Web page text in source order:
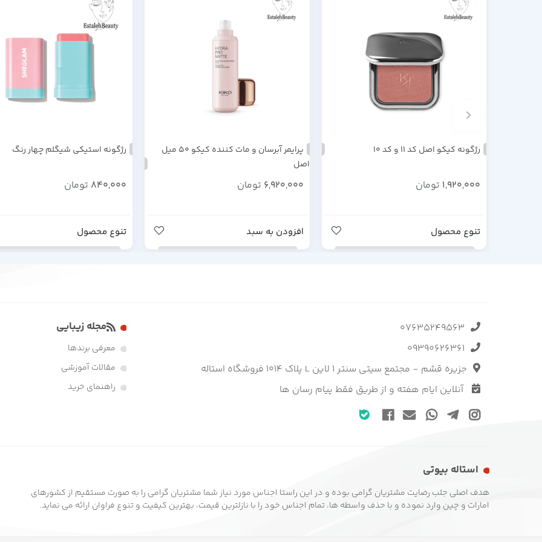
رژگونه کیکو اصل کد 11 و کد 10
1,920,000 تومان
تنوع محصول
پرایمر آبرسان و مات کننده کیکو 50 میل
اصل
6,920,000 تومان
افزودن به سبد
رژگونه استیکی شیگلم چهار رنگ
840,000 تومان
تنوع محصول
07635249563
09390626361
جزیره قشم - مجتمع سیتی سنتر 1 لاین L پلاک 1014 فروشگاه استاله
آنلاین ایام هفته و از طریق فقط پیام رسان ها
مجله زیبایی
معرفی برندها
مقالات آموزشی
راهنمای خرید
استاله بیوتی
هدف اصلی جلب رضایت مشتریان گرامی بوده و در این راستا اجناس مورد نیاز شما مشتریان گرامی را به صورت مستقیم از کشورهای
امارات و چین وارد نموده و با حذف واسطه ها، تمام اجناس خود را با نازلترین قیمت، بهترین کیفیت و تنوع فراوان ارائه می نماید.